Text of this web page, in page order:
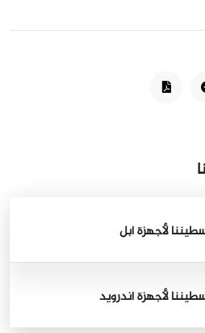
لأجهزة أبل
لأجهزة أندرويد